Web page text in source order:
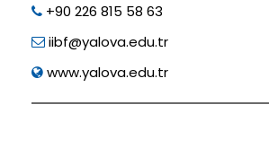
+90 226 815 58 63
iibf@yalova.edu.tr
www.yalova.edu.tr